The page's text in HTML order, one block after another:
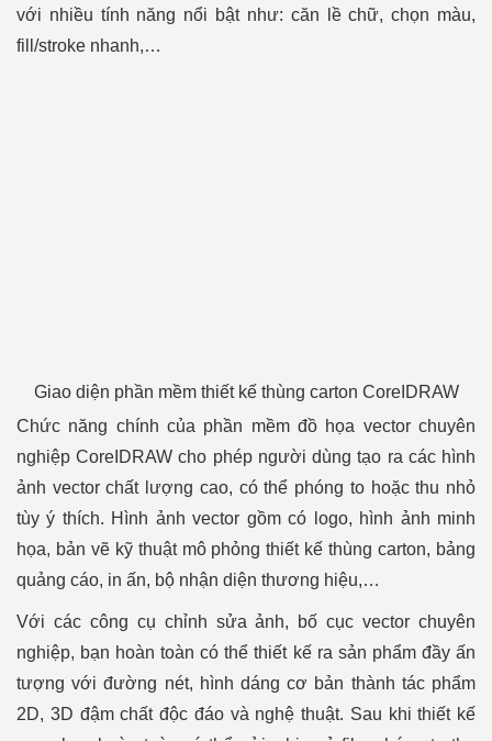
với nhiều tính năng nổi bật như: căn lề chữ, chọn màu,
fill/stroke nhanh,…
Giao diện phần mềm thiết kế thùng carton CoreIDRAW
Chức năng chính của phần mềm đồ họa vector chuyên
nghiệp CoreIDRAW cho phép người dùng tạo ra các hình
ảnh vector chất lượng cao, có thể phóng to hoặc thu nhỏ
tùy ý thích. Hình ảnh vector gồm có logo, hình ảnh minh
họa, bản vẽ kỹ thuật mô phỏng thiết kế thùng carton, bảng
quảng cáo, in ấn, bộ nhận diện thương hiệu,…
Với các công cụ chỉnh sửa ảnh, bố cục vector chuyên
nghiệp, bạn hoàn toàn có thể thiết kế ra sản phẩm đầy ấn
tượng với đường nét, hình dáng cơ bản thành tác phẩm
2D, 3D đậm chất độc đáo và nghệ thuật. Sau khi thiết kế